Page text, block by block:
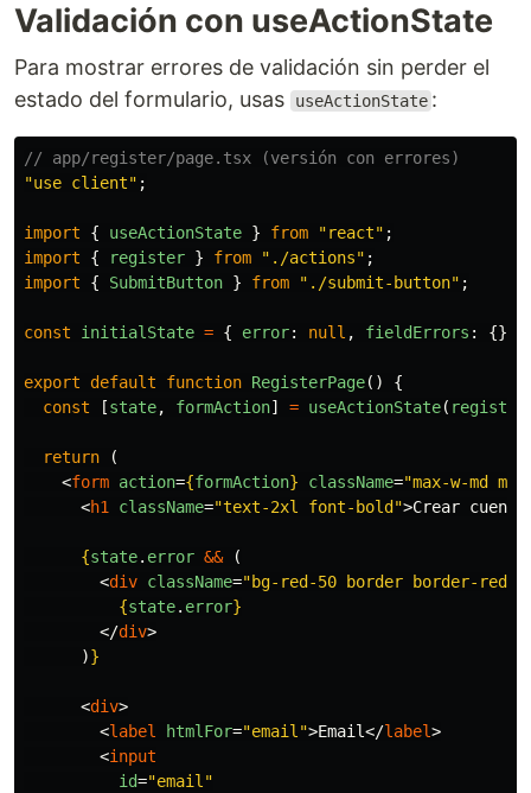
Validación con useActionState
Para mostrar errores de validación sin perder el
estado del formulario, usas
useActionState :
// app/register/page.tsx (versión con errores)
"use client" ;
import { useActionState } from "react" ;
import
{ register } from " ./actions" ;
import
{ SubmitButton } from " ./submit-button" ;
const initialState = { error: null , fieldErrors : {}
export default function RegisterPage()
{
const
[state, formAction] = useActionState( register
return
(
<form action={formAction} className="max-w-md
<h1 className="text-2xl font-bold">Crear cuenta
{state. error &&
(
<div className="bg-red-50 border border-red-
{state. error}
</div>
)}
<div>
<label htmlFor="email">Email</label>
<input
id="email"